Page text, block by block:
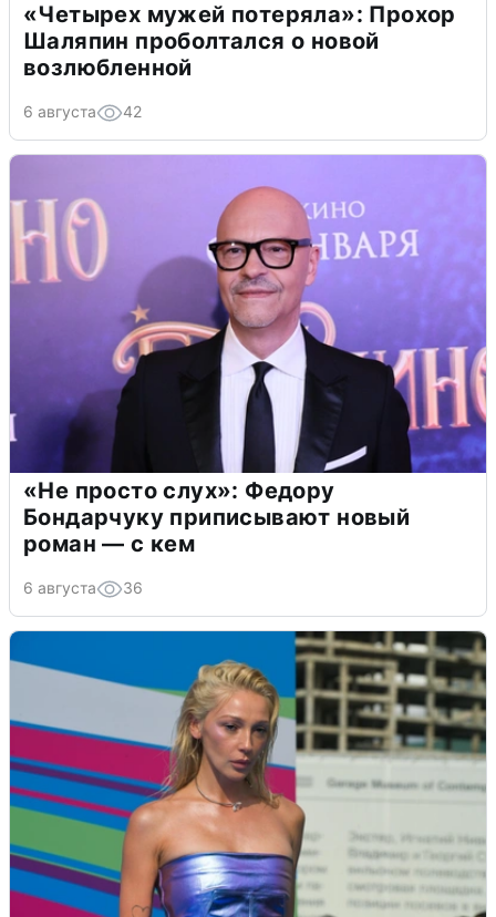
«Четырех мужей потеряла»: Прохор
Шаляпин проболтался о новой
возлюбленной
6 августа 42
«Не просто слух»: Федору
Бондарчуку приписывают новый
роман — с кем
6 августа 36